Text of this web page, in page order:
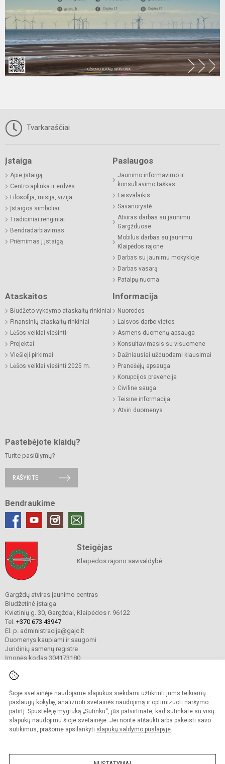
Šioje svetainėje naudojame slapukus siekdami užtikrinti jums teikiamų
paslaugų kokybę, analizuoti svetainės naudojimą ir optimizuoti naršymo
patirtį. Spustelėję mygtuką „Sutinku“, jūs patvirtinate, kad sutinkate su visų
slapukų naudojimu šioje svetainėje. Jei norite atšaukti arba pakeisti savo
sutikimus, prašome apsilankyti slapukų valdymo puslapyje.
Tvarkaraščiai
Įstaiga
Apie įstaigą
Centro aplinka ir erdvės
Filosofija, misija, vizija
Įstaigos simboliai
Tradiciniai renginiai
Bendradarbiavimas
Priėmimas į įstaigą
Paslaugos
Jaunimo informavimo ir
konsultavimo taškas
Laisvalaikis
Savanorystė
Atviras darbas su jaunimu
Gargžduose
Mobilus darbas su jaunimu
Klaipėdos rajone
Darbas su jaunimu mokykloje
Darbas vasarą
Patalpų nuoma
Ataskaitos
Biudžeto vykdymo ataskaitų rinkiniai
Finansinių ataskaitų rinkiniai
Lėšos veiklai viešinti
Projektai
Viešieji pirkimai
Lėšos veiklai viešinti 2025 m.
Informacija
Nuorodos
Laisvos darbo vietos
Asmens duomenų apsauga
Konsultavimasis su visuomene
Dažniausiai užduodami klausimai
Pranešėjų apsauga
Korupcijos prevencija
Civilinė sauga
Teisinė informacija
Atviri duomenys
Pastebėjote klaidų?
Turite pasiūlymų?
RAŠYKITE
Bendraukime
Steigėjas
Klaipėdos rajono savivaldybė
Gargždų atviras jaunimo centras
Biudžetinė įstaiga
Kvietinių g. 30, Gargždai, Klaipėdos r. 96122
Tel. +370 673 43947
El. p. administracija@gajc.lt
Duomenys kaupiami ir saugomi
Juridinių asmenų registre
Įmonės kodas 304173180
© 2024. Gargždų atviras jaunimo centras. Visos teisės saugomos.
Kopijuoti turinį be raštiško įstaigos administracijos sutikimo griežtai draudžiama.
Prieinamumo paraiška Slapukų valdymas
Sumanus būdas atnaujinti